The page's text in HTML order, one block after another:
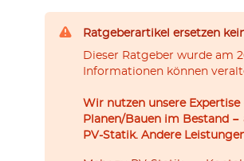
Ratgeberartikel ersetzen
Dieser Ratgeber wurde am
Informationen können
Wir nutzen unsere
Planen/Bauen im Bestand
PV-Statik. Andere